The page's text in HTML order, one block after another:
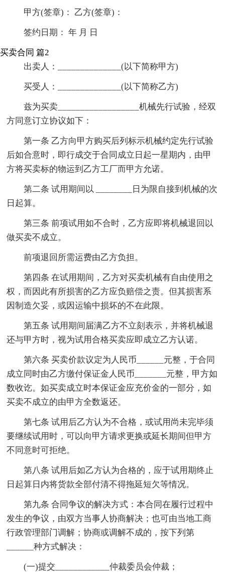
甲方(签章)： 乙方(签章)：
签约日期： 年 月 日
买卖合同 篇2
出卖人：______________(以下简称甲方)
买受人：______________(以下简称乙方)
兹为买卖__________________机械先行试验，经双
方同意订立协议如下：
第一条 乙方向甲方购买后列标示机械约定先行试验
后如合意时，即行成交于合同成立日起一星期内，由甲
方将买卖标的物运到乙方工厂而甲方允诺。
第二条 试用期间以 ________日为限自接到机械的次
日起算。
第三条 前项试用如不合时，乙方应即将机械退回以
做买卖不成立。
前项退回所需运费由乙方负担。
第四条 在试用期间，乙方对买卖机械有自由使用之
权，而因此有所损害的乙方应负赔偿之责。但其损害系
因制造欠妥，或因运输中损坏的不在此限。
第五条 试用期间届满乙方不立刻表示，并将机械退
还与甲方时，视为试用合格买卖应即成立乙方认诺。
第六条 买卖价款议定为人民币______元整，于合同
成立同时由乙方缴付保证金人民币_______元整，甲方如
数收讫。如买卖成立时本保证金应充价金的一部分，如
买卖不成立的由甲方全数返还。
第七条 试用后乙方认为不合格，或试用尚未完毕须
要继续试用时，可以向甲方请求更换或延长期间但甲方
不同意时可拒绝。
第八条 试用后如乙方认为合格的，应于试用期终止
日起算日内将货款全部付清不得拖延短欠等情况。
第九条 合同争议的解决方式：本合同在履行过程中
发生的争议，由双方当事人协商解决；也可由当地工商
行政管理部门调解；协商或调解不成的，按下列第
______种方式解决：
(一)提交____________仲裁委员会仲裁；